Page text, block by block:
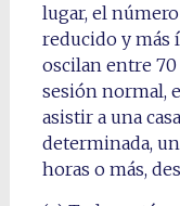
lugar, el
reducido y más
oscilan entre
sesión normal,
asistir a una
determinada,
horas o más,